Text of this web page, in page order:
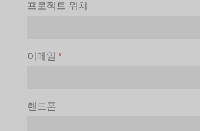
프로젝트 위치
이메일 *
핸드폰